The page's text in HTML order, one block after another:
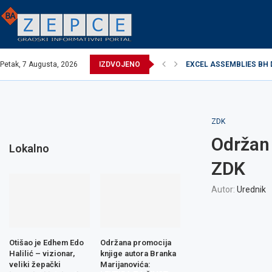
Petak, 7 Augusta, 2026 IZDVOJENO EXCEL ASSEMBLIES BH
ZDK
ZDK
Autor: Urednik
Lokalno
Otišao je Edhem Edo
Halilić – vizionar,
veliki žepački
Održana promocija
knjige autora Branka
Marijanovića: